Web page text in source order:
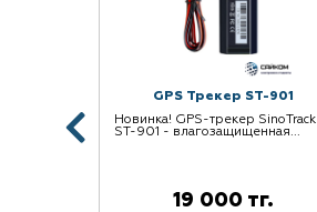
GPS Трекер ST-901
Новинка! GPS-трекер SinoTrack
ST-901 - влагозащищенная...
19 000 тг.